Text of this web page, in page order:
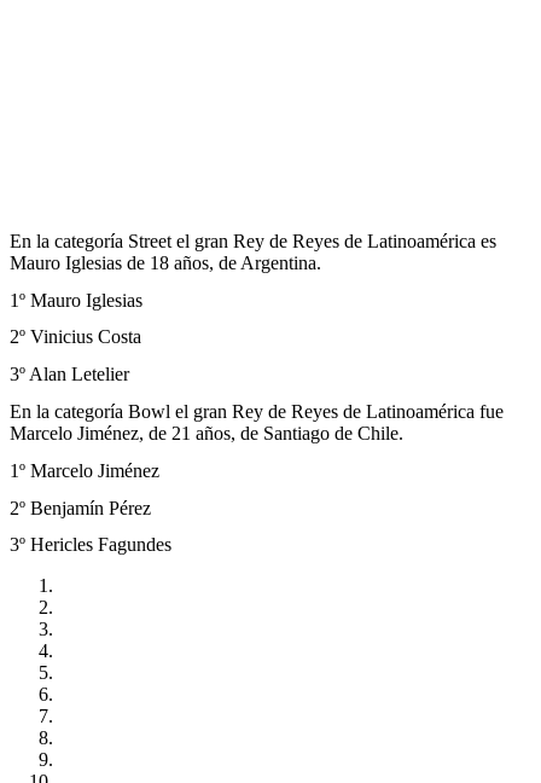
En la categoría Street el gran Rey de Reyes de Latinoamérica es
Mauro Iglesias de 18 años, de Argentina.
1º Mauro Iglesias
2º Vinicius Costa
3º Alan Letelier
En la categoría Bowl el gran Rey de Reyes de Latinoamérica fue
Marcelo Jiménez, de 21 años, de Santiago de Chile.
1º Marcelo Jiménez
2º Benjamín Pérez
3º Hericles Fagundes